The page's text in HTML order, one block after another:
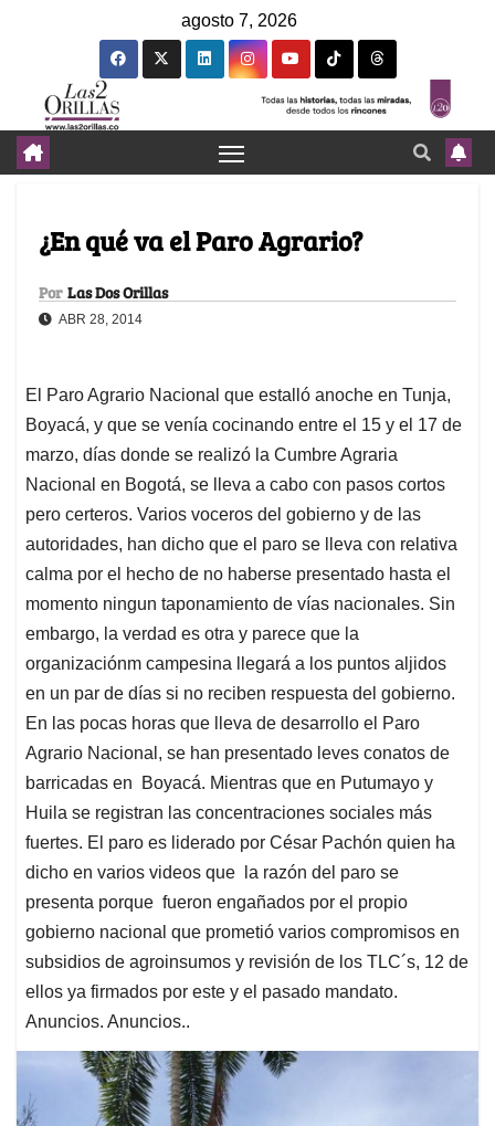
agosto 7, 2026
¿En qué va el Paro Agrario?
Por Las Dos Orillas
ABR 28, 2014
El Paro Agrario Nacional que estalló anoche en Tunja,
Boyacá, y que se venía cocinando entre el 15 y el 17 de
marzo, días donde se realizó la Cumbre Agraria
Nacional en Bogotá, se lleva a cabo con pasos cortos
pero certeros. Varios voceros del gobierno y de las
autoridades, han dicho que el paro se lleva con relativa
calma por el hecho de no haberse presentado hasta el
momento ningun taponamiento de vías nacionales. Sin
embargo, la verdad es otra y parece que la
organizaciónm campesina llegará a los puntos aljidos
en un par de días si no reciben respuesta del gobierno.
En las pocas horas que lleva de desarrollo el Paro
Agrario Nacional, se han presentado leves conatos de
barricadas en Boyacá. Mientras que en Putumayo y
Huila se registran las concentraciones sociales más
fuertes. El paro es liderado por César Pachón quien ha
dicho en varios videos que la razón del paro se
presenta porque fueron engañados por el propio
gobierno nacional que prometió varios compromisos en
subsidios de agroinsumos y revisión de los TLC´s, 12 de
ellos ya firmados por este y el pasado mandato.
Anuncios. Anuncios..